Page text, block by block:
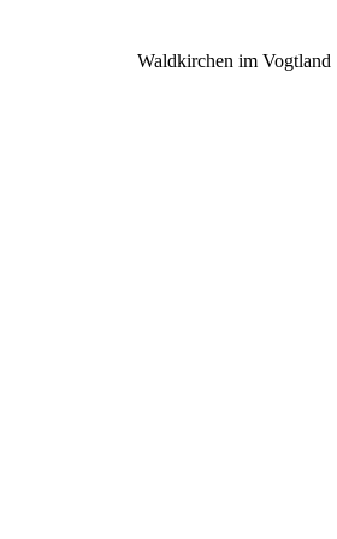
Waldkirchen im Vogtland